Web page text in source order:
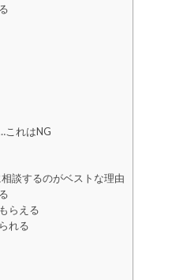
これはNG
談するのがベストな理由
らえる
れる